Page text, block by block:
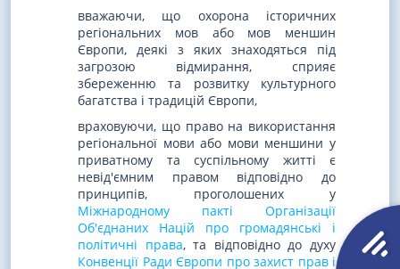
вважаючи, що охорона історичних
регіональних мов або мов меншин
Європи, деякі з яких знаходяться під
загрозою відмирання, сприяє
збереженню та розвитку культурного
багатства і традицій Європи,
враховуючи, що право на використання
регіональної мови або мови меншини у
приватному та суспільному житті є
невід'ємним правом відповідно до
принципів, проголошених у
Міжнародному пакті Організації
Об'єднаних Націй про громадянські і
політичні права, та відповідно до духу
Конвенції Ради Європи про захист прав і